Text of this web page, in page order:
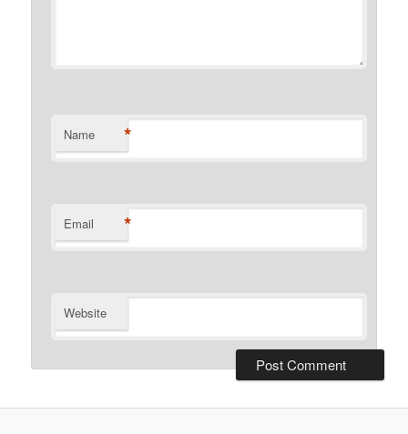
Name *
Email *
Website